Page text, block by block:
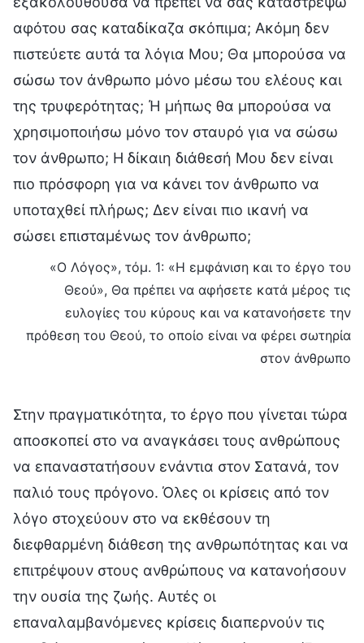
αφότου σας καταδίκαζα σκόπιμα; Ακόμη δεν
πιστεύετε αυτά τα λόγια Μου; Θα μπορούσα να
σώσω τον άνθρωπο μόνο μέσω του ελέους και
της τρυφερότητας; Ή μήπως θα μπορούσα να
χρησιμοποιήσω μόνο τον σταυρό για να σώσω
τον άνθρωπο; Η δίκαιη διάθεσή Μου δεν είναι
πιο πρόσφορη για να κάνει τον άνθρωπο να
υποταχθεί πλήρως; Δεν είναι πιο ικανή να
σώσει επισταμένως τον άνθρωπο;
«Ο Λόγος», τόμ. 1: «Η εμφάνιση και το έργο του
Θεού», Θα πρέπει να αφήσετε κατά μέρος τις
ευλογίες του κύρους και να κατανοήσετε την
πρόθεση του Θεού, το οποίο είναι να φέρει σωτηρία
στον άνθρωπο
Στην πραγματικότητα, το έργο που γίνεται τώρα
αποσκοπεί στο να αναγκάσει τους ανθρώπους
να επαναστατήσουν ενάντια στον Σατανά, τον
παλιό τους πρόγονο. Όλες οι κρίσεις από τον
λόγο στοχεύουν στο να εκθέσουν τη
διεφθαρμένη διάθεση της ανθρωπότητας και να
επιτρέψουν στους ανθρώπους να κατανοήσουν
την ουσία της ζωής. Αυτές οι
επαναλαμβανόμενες κρίσεις διαπερνούν τις